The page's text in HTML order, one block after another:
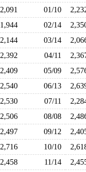
2,091 01/10
1,944 02/14
2,144 03/14
2,392 04/11
2,409 05/09
2,540 06/13
2,530 07/11
2,506 08/08
2,497 09/12
2,716 10/10
2,458 11/14